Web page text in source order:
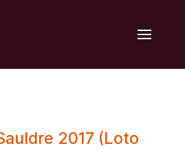
2017 (Loto